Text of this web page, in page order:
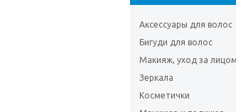
Аксессуары для волос
Бигуди для волос
Макияж, уход за лицом
Зеркала
Косметички